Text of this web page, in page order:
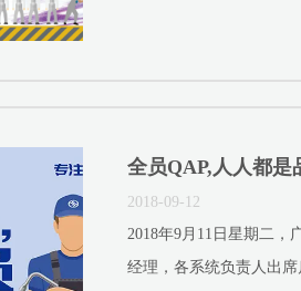
全员QAP,人人都是
2018-09-12
2018年9月11日星期二，
经理，各系统负责人出